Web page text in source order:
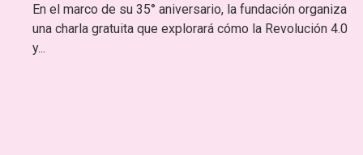
En el marco de su 35° aniversario, la fundación organiza
una charla gratuita que explorará cómo la Revolución 4.0
y...